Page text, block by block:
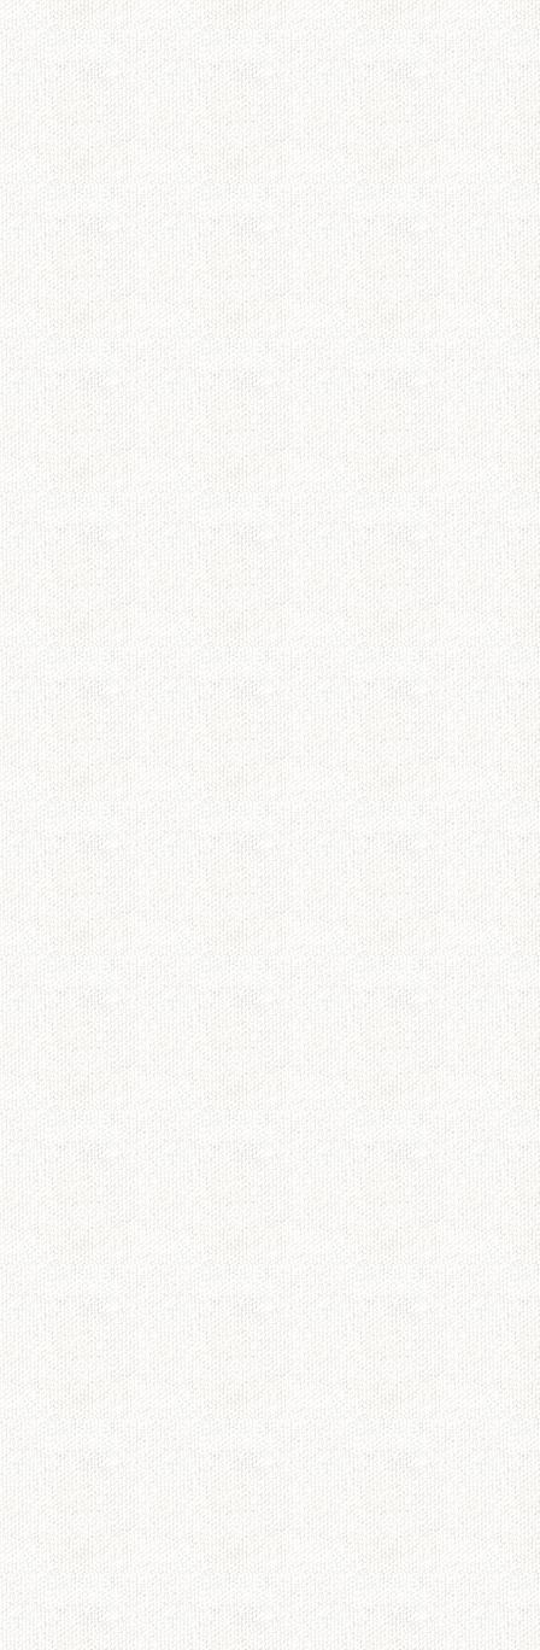
せられるドラマを
最終回を終えて
最後に出てきた、
てみたかったので
「ない」
と言われたので
超ショックになりま
深いドラマでした
毎回重い気持ちで
と思うと心が痛か
ー。今でも涙が出ま
松本君・嵐の松本潤
主人もビトにしか
潤が大きく飛躍さ
結衣ちゃん・あな
りがとう。
ドラマの意図が…
最終回見ました。ず
たところは本当に
は林を演じた小栗
でも、いろいろ詰め
ょうか？もっとシ
また同じチームで
たいです。いろい
とっても感動しました。
普段ドラマは見な
て見ていました。
最終回、とっても
た。そして、夢が叶
ハッピーエンドで
最終回とその前の
のは久しぶりです。